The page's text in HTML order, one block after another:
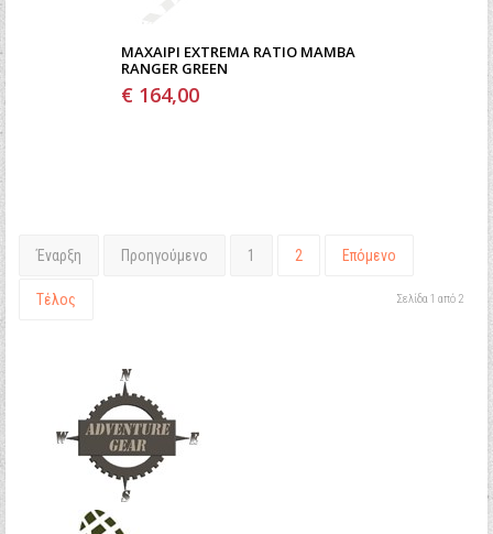
ΜΑΧΑΊΡΙ EXTREMA RATIO MAMBA
RANGER GREEN
€ 164,00
Έναρξη Προηγούμενο 1 2 Επόμενο
Τέλος Σελίδα 1 από 2